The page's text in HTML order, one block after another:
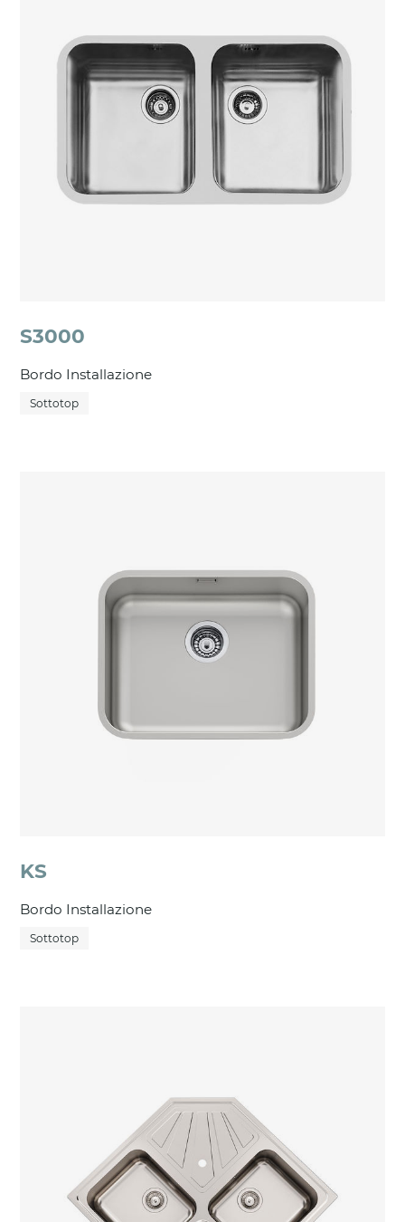
S3000
Bordo Installazione
Sottotop
KS
Bordo Installazione
Sottotop